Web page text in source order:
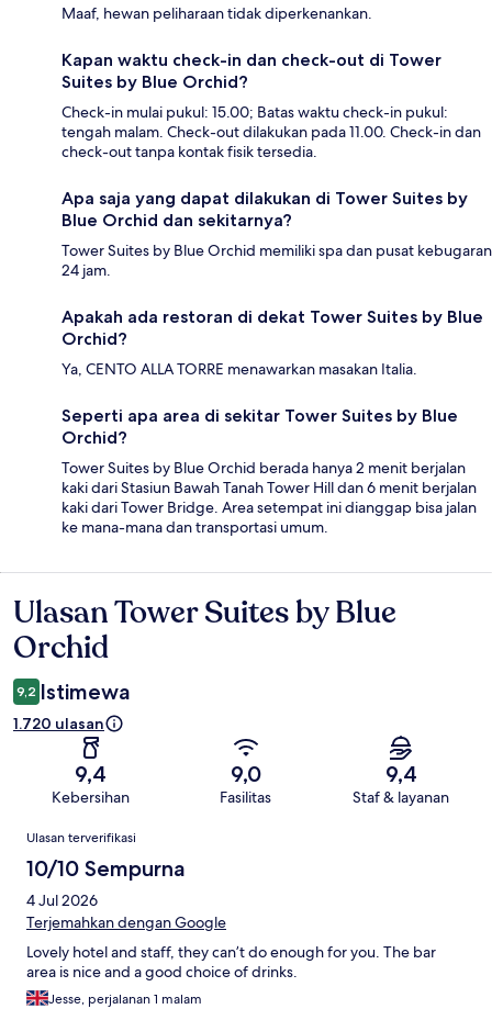
Maaf, hewan peliharaan tidak diperkenankan.
Kapan waktu check-in dan check-out di Tower
Suites by Blue Orchid?
Check-in mulai pukul: 15.00; Batas waktu check-in pukul:
tengah malam. Check-out dilakukan pada 11.00. Check-in dan
check-out tanpa kontak fisik tersedia.
Apa saja yang dapat dilakukan di Tower Suites by
Blue Orchid dan sekitarnya?
Tower Suites by Blue Orchid memiliki spa dan pusat kebugaran
24 jam.
Apakah ada restoran di dekat Tower Suites by Blue
Orchid?
Ya, CENTO ALLA TORRE menawarkan masakan Italia.
Seperti apa area di sekitar Tower Suites by Blue
Orchid?
Tower Suites by Blue Orchid berada hanya 2 menit berjalan
kaki dari Stasiun Bawah Tanah Tower Hill dan 6 menit berjalan
kaki dari Tower Bridge. Area setempat ini dianggap bisa jalan
ke mana-mana dan transportasi umum.
Ulasan
Ulasan Tower Suites by Blue
Orchid
9,2 Istimewa
1.720 ulasan
9,4
Kebersihan
9,0
Fasilitas
9,4
Staf & layanan
Ulasan
Ulasan terverifikasi
10/10 Sempurna
4 Jul 2026
Terjemahkan dengan Google
Lovely hotel and staff, they can’t do enough for you. The bar
area is nice and a good choice of drinks.
Jesse, perjalanan 1 malam